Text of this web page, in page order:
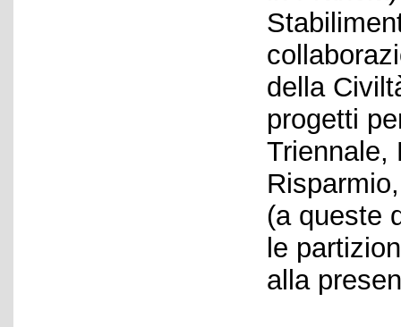
della
progetti
Triennale,
(a queste
le
alla